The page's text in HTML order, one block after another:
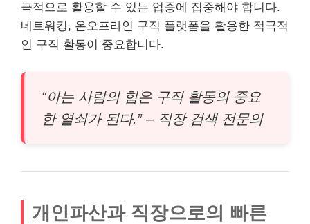
극적으로 활용할 수 있는 업종에 집중해야 합니다.
네트워킹, 온오프라인 구직 플랫폼을 활용한 적극적
인 구직 활동이 중요합니다.
“아는 사람의 힘은 구직 활동의 중요
한 열쇠가 된다.” – 직장 검색 전문의
개인파산과 직장으로의 빠른